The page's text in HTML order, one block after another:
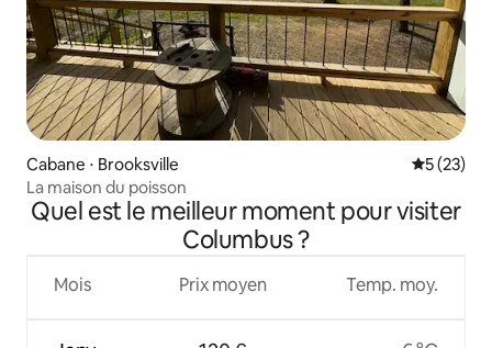
Cabane ⋅ Brooksville
5 (23)
La maison du poisson
Quel est le meilleur moment pour visiter
Columbus ?
Mois Prix moyen Temp. moy.